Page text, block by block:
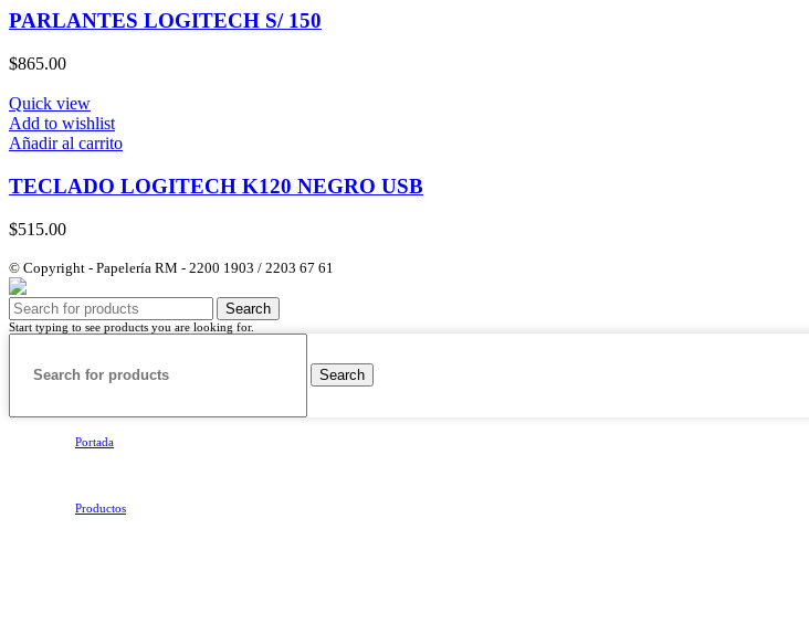
PARLANTES LOGITECH S/ 150
$865.00
Quick view
Add to wishlist
Añadir al carrito
TECLADO LOGITECH K120 NEGRO USB
$515.00
© Copyright - Papelería RM - 2200 1903 / 2203 67 61
Search
Start typing to see products you are looking for.
Search
Portada
Productos